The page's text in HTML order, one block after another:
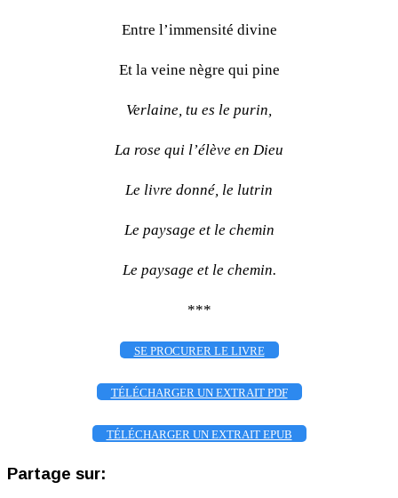
Entre l’immensité divine
Et la veine nègre qui pine
Verlaine, tu es le purin,
La rose qui l’élève en Dieu
Le livre donné, le lutrin
Le paysage et le chemin
Le paysage et le chemin.
***
SE PROCURER LE LIVRE
TÉLÉCHARGER UN EXTRAIT PDF
TÉLÉCHARGER UN EXTRAIT EPUB
Partage sur: